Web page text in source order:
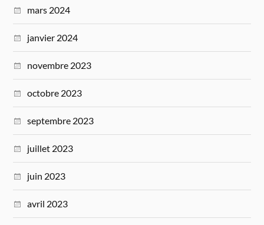
mars 2024
janvier 2024
novembre 2023
octobre 2023
septembre 2023
juillet 2023
juin 2023
avril 2023